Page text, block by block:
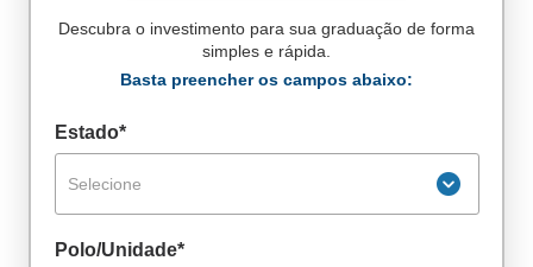
Descubra o investimento para sua graduação de forma
simples e rápida.
Basta preencher os campos abaixo:
Estado*
Selecione
Polo/Unidade*